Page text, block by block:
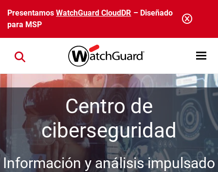
Pasar al contenido principal
PresentamosWatchGuard CloudDR – Diseñado
para MSP
Open
Close search
Centro de
ciberseguridad
Información y análisis impulsado